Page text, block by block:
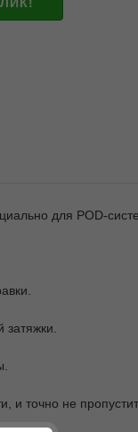
для POD-
затяжки.
и точно не